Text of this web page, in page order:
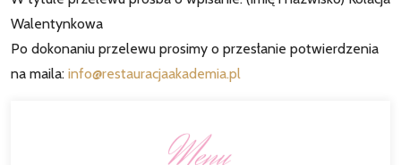
Walentynkowa
Po dokonaniu przelewu prosimy o przesłanie potwierdzenia
na maila: info@restauracjaakademia.pl